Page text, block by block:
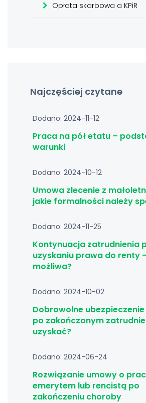
Opłata skarbowa a KPiR
Najczęściej czytane
Dodano: 2024-11-12
Praca na pół etatu –
warunki
Dodano: 2024-10-12
Umowa zlecenie z
jakie formalności należy
Dodano: 2024-11-25
Kontynuacja zatrudnienia
uzyskaniu prawa do renty
możliwa?
Dodano: 2024-10-02
Dobrowolne
po zakończonym
uzyskać?
Dodano: 2024-06-24
Rozwiązanie umowy o
emerytem lub rencistą po
zakończeniu choroby